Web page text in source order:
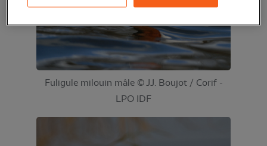
Fuligule milouin mâle © JJ. Boujot / Corif -
LPO IDF